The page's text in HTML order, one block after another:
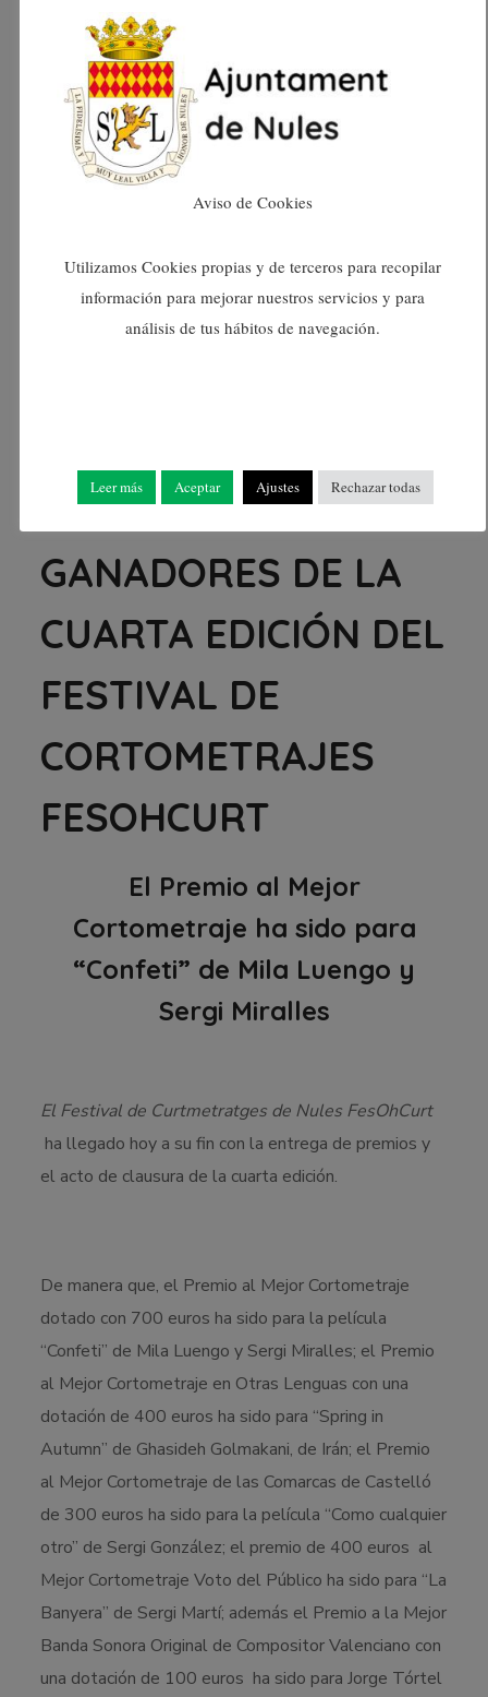
READ MORE
Ayuntamiento De Nules 29/11/2021
CONOCER A LOS
GANADORES DE LA
CUARTA EDICIÓN DEL
FESTIVAL DE
CORTOMETRAJES
FESOHCURT
El Premio al Mejor
Cortometraje ha sido para
“Confeti” de Mila Luengo y
Sergi Miralles
El Festival de Curtmetratges de Nules FesOhCurt
ha llegado hoy a su fin con la entrega de premios y
el acto de clausura de la cuarta edición.
De manera que, el Premio al Mejor Cortometraje
dotado con 700 euros ha sido para la película
“Confeti” de Mila Luengo y Sergi Miralles; el Premio
al Mejor Cortometraje en Otras Lenguas con una
dotación de 400 euros ha sido para “Spring in
Autumn” de Ghasideh Golmakani, de Irán; el Premio
al Mejor Cortometraje de las Comarcas de Castelló
de 300 euros ha sido para la película “Como cualquier
otro” de Sergi González; el premio de 400 euros al
Mejor Cortometraje Voto del Público ha sido para “La
Banyera” de Sergi Martí; además el Premio a la Mejor
Banda Sonora Original de Compositor Valenciano con
una dotación de 100 euros ha sido para Jorge Tórtel
Aviso de Cookies
Utilizamos Cookies propias y de terceros para recopilar
información para mejorar nuestros servicios y para
análisis de tus hábitos de navegación.
Leer más Aceptar Ajustes Rechazar todas